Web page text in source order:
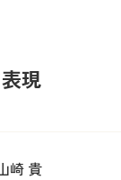
現
崎 貴